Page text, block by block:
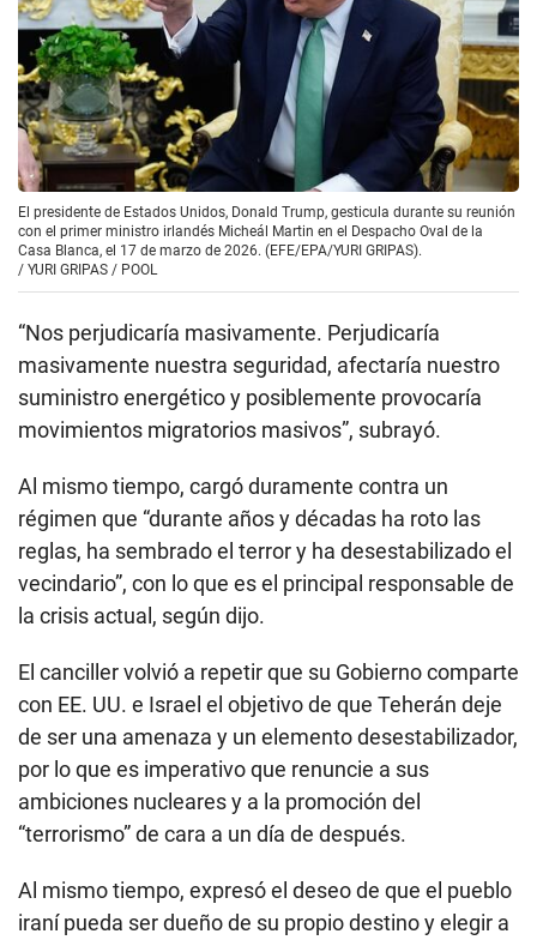
El presidente de Estados Unidos, Donald Trump, gesticula durante su reunión
con el primer ministro irlandés Micheál Martin en el Despacho Oval de la
Casa Blanca, el 17 de marzo de 2026. (EFE/EPA/YURI GRIPAS).
/ YURI GRIPAS / POOL
“Nos perjudicaría masivamente. Perjudicaría
masivamente nuestra seguridad, afectaría nuestro
suministro energético y posiblemente provocaría
movimientos migratorios masivos”, subrayó.
Al mismo tiempo, cargó duramente contra un
régimen que “durante años y décadas ha roto las
reglas, ha sembrado el terror y ha desestabilizado el
vecindario”, con lo que es el principal responsable de
la crisis actual, según dijo.
El canciller volvió a repetir que su Gobierno comparte
con EE. UU. e Israel el objetivo de que Teherán deje
de ser una amenaza y un elemento desestabilizador,
por lo que es imperativo que renuncie a sus
ambiciones nucleares y a la promoción del
“terrorismo” de cara a un día de después.
Al mismo tiempo, expresó el deseo de que el pueblo
iraní pueda ser dueño de su propio destino y elegir a